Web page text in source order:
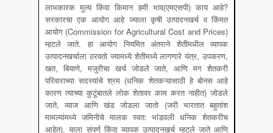
लाभकारक मूल्य किंवा किमान हमी भाव(एमएसपी) काय आहे?
सरकारचा एक आयोग आहे ज्याला कृषी उत्पादनखर्च व किंमत
आयोग (Commission for Agricultural Cost and Prices)
म्हटले जाते. हा आयोग नियमित अंतराने शेतीमधील व्यापक
उत्पादनखर्चाला ठरवतो ज्यामध्ये शेतीमध्ये लागणारे यंत्र, उपकरण,
खत, बियाणे, मजुरीचा खर्च जोडले जाते, आणि मग शेतकरी
परिवाराच्या सदस्यांचे श्रम (धनिक शेतकऱ्यासाठी हे बोनस आहे
कारण त्याच्या कुटूंबातले लोक शेतावर काम करत नाहीत) जोडले
जाते, व्याज आणि खंड जोडला जातो (जरी भारतात बहुतांश
मामल्यांमध्ये जमिनीचे मालक स्वत: भांडवली धनिक शेतकरीच
आहेत). याला संपूर्ण किंवा व्यापक उत्पादनखर्च म्हटले जाते आणि